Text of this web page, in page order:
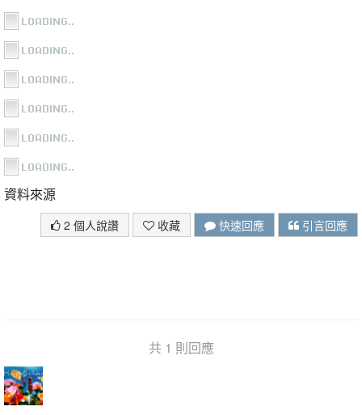
資料來源
2 個人說讚 收藏 快速回應 引言回應
共 1 則回應